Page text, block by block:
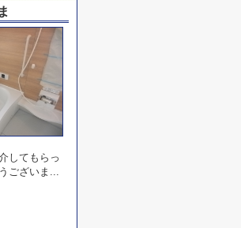
してもらっ
ございま...